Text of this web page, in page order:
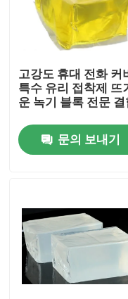
회사 소개
공장 투어
연락처
속건성 접착제 접착
고강도 휴대 전화 커
특수 유리 접착제 뜨
운 녹기 블록 전문
문의 보내기